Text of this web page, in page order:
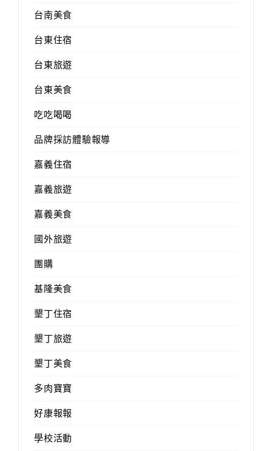
台南美食
台東住宿
台東旅遊
台東美食
吃吃喝喝
品牌採訪體驗報導
嘉義住宿
嘉義旅遊
嘉義美食
國外旅遊
團購
基隆美食
墾丁住宿
墾丁旅遊
墾丁美食
多肉寶寶
好康報報
學校活動